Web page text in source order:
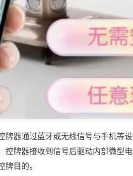
牌器通过蓝牙或无线信号与手机等
控牌器接收到信号后驱动内部微型
目的。